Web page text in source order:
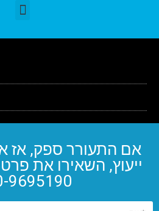
אם התעורר ספק, אז
ייעוץ, השאירו את
9695190: